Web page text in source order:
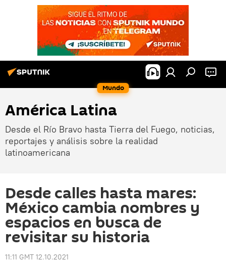
Mundo
América Latina
Desde el Río Bravo hasta Tierra del Fuego, noticias,
reportajes y análisis sobre la realidad
latinoamericana
Desde calles hasta mares:
México cambia nombres y
espacios en busca de
revisitar su historia
11:11 GMT 12.10.2021